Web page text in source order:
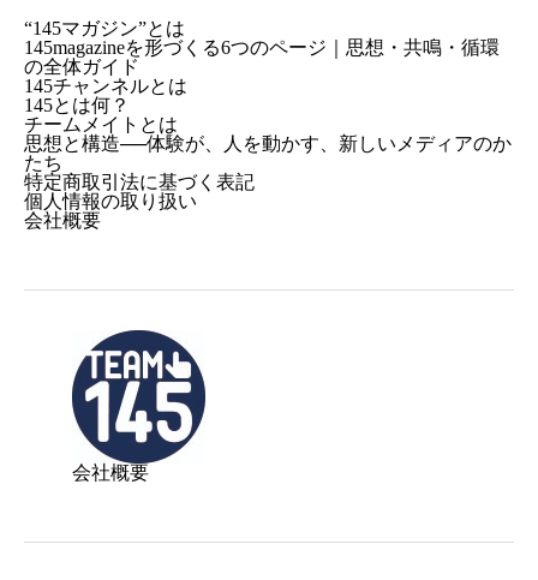
“145マガジン”とは
145magazineを形づくる6つのページ｜思想・共鳴・循環
の全体ガイド
145チャンネルとは
145とは何？
チームメイトとは
思想と構造──体験が、人を動かす、新しいメディアのか
たち
特定商取引法に基づく表記
個人情報の取り扱い
会社概要
会社概要